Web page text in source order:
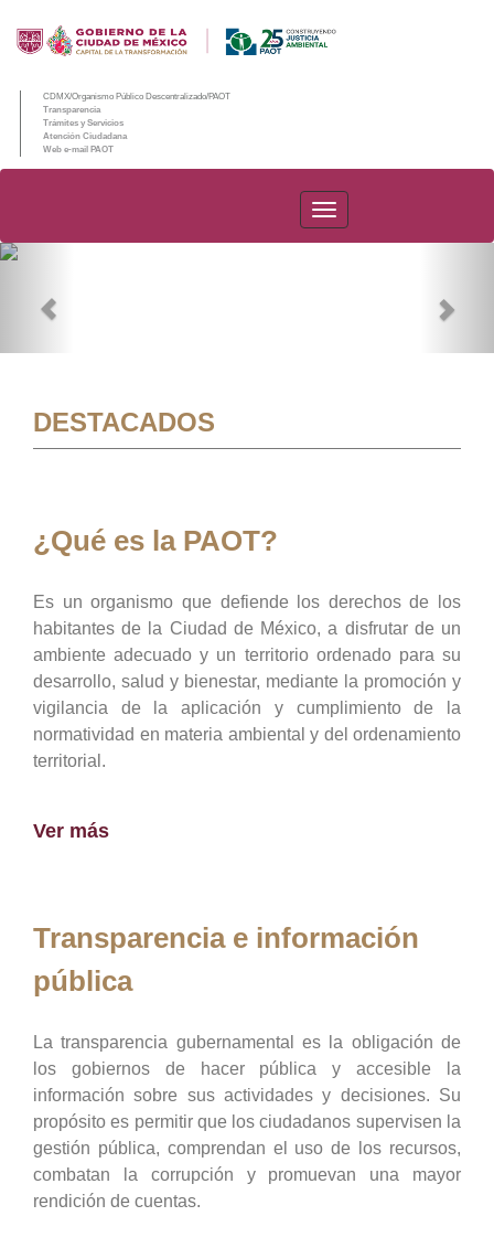
CDMX/Organismo Público Descentralizado/PAOT
Transparencia
Trámites y Servicios
Atención Ciudadana
Web e-mail PAOT
PAOT
DESTACADOS
¿Qué es la PAOT?
Es un organismo que defiende los derechos de los
habitantes de la Ciudad de México, a disfrutar de un
ambiente adecuado y un territorio ordenado para su
desarrollo, salud y bienestar, mediante la promoción y
vigilancia de la aplicación y cumplimiento de la
normatividad en materia ambiental y del ordenamiento
territorial.
Ver más
Transparencia e información
pública
La transparencia gubernamental es la obligación de
los gobiernos de hacer pública y accesible la
información sobre sus actividades y decisiones. Su
propósito es permitir que los ciudadanos supervisen la
gestión pública, comprendan el uso de los recursos,
combatan la corrupción y promuevan una mayor
rendición de cuentas.